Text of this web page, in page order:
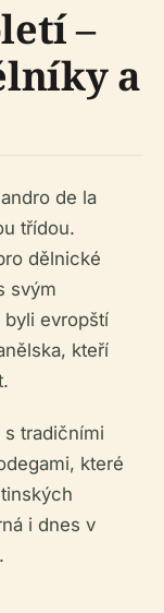
–
a
de la
třídou.
dělnické
svým
evropští
kteří
tradičními
které
i dnes v